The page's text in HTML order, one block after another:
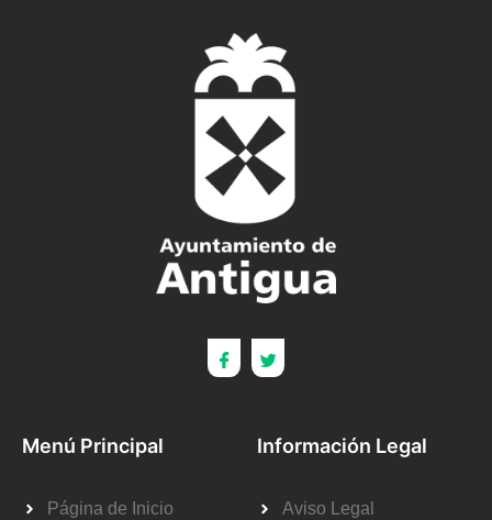
Menú Principal
Página de Inicio
Información Legal
Aviso Legal